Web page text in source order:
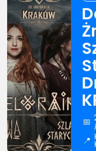
📅
📍